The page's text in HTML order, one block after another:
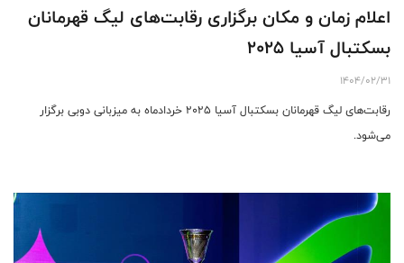
اعلام زمان و مکان برگزاری رقابت‌های لیگ قهرمانان
بسکتبال آسیا ۲۰۲۵
1404/02/31
رقابت‌های لیگ قهرمانان بسکتبال آسیا ۲۰۲۵ خردادماه به میزبانی دوبی برگزار
می‌شود.